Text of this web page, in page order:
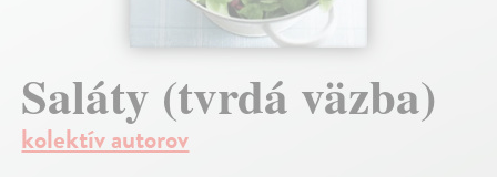
Saláty (tvrdá väzba)
kolektív autorov